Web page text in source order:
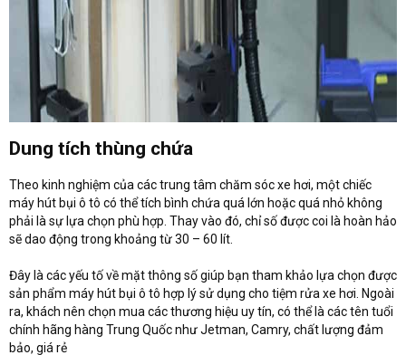
Dung tích thùng chứa
Theo kinh nghiệm của các trung tâm chăm sóc xe hơi, một chiếc
máy hút bụi ô tô có thể tích bình chứa quá lớn hoặc quá nhỏ không
phải là sự lựa chọn phù hợp. Thay vào đó, chỉ số được coi là hoàn hảo
sẽ dao động trong khoảng từ 30 – 60 lít.
Đây là các yếu tố về mặt thông số giúp bạn tham khảo lựa chọn được
sản phẩm máy hút bụi ô tô hợp lý sử dụng cho tiệm rửa xe hơi. Ngoài
ra, khách nên chọn mua các thương hiệu uy tín, có thể là các tên tuổi
chính hãng hàng Trung Quốc như Jetman, Camry, chất lượng đảm
bảo, giá rẻ